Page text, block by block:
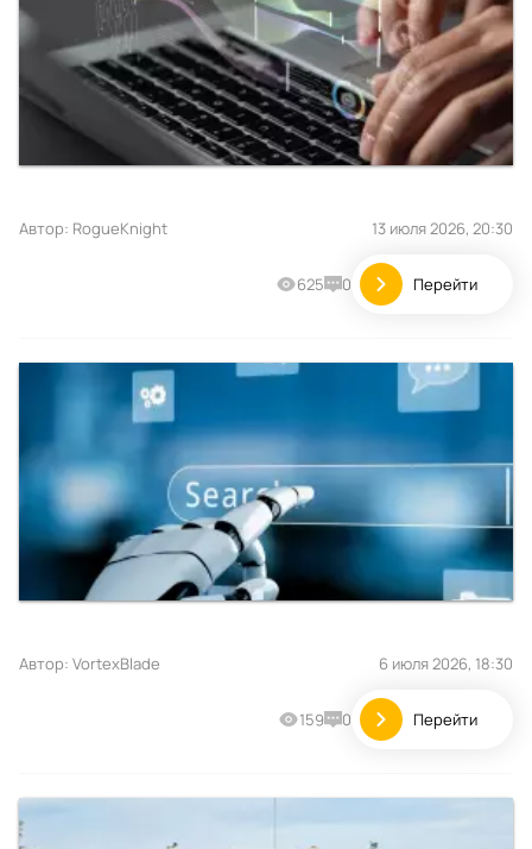
Автор: RogueKnight 13 июля 2026, 20:30
625 0 Перейти
Автор: VortexBlade 6 июля 2026, 18:30
159 0 Перейти